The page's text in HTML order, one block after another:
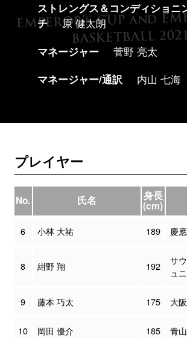
ストレングス＆コンディショニ
チ
原 健太朗
マネージャー
菅野 亮太
マネージャー/通訳
内山 七海
プレイヤー
No. 氏名 身長
(cm)
6 小林 大祐 189 慶
8 紺野 翔 192
サ
ュ
9 藤本 巧太 175 大
10 岡田 優介 185 青